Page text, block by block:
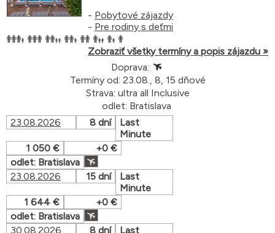
- Pobytové zájazdy
- Pre rodiny s deťmi
Zobraziť všetky termíny a popis zájazdu »
Doprava:
Termíny od: 23.08., 8, 15 dňové
Strava: ultra all Inclusive
odlet: Bratislava
23.08.2026
8 dní
Last
Minute
1 050 €
+0 €
odlet: Bratislava
23.08.2026
15 dní
Last
Minute
1 644 €
+0 €
odlet: Bratislava
30.08.2026
8 dní
Last